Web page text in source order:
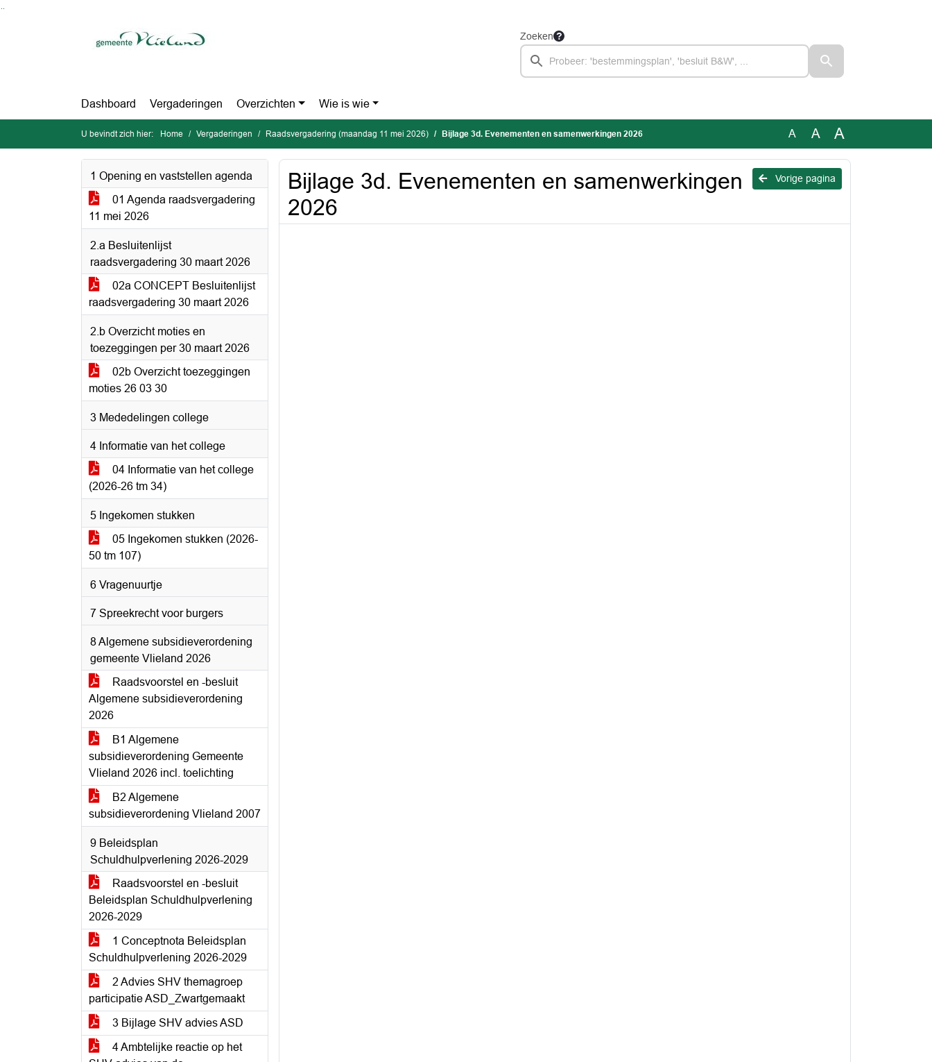
Zoeken
Dashboard Vergaderingen Overzichten Wie is wie
U bevindt zich hier: Home Vergaderingen Raadsvergadering (maandag 11 mei 2026) Bijlage 3d. Evenementen en samenwerkingen 2026 A A A
1 Opening en vaststellen agenda
01 Agenda raadsvergadering
11 mei 2026
2.a Besluitenlijst
raadsvergadering 30 maart 2026
02a CONCEPT Besluitenlijst
raadsvergadering 30 maart 2026
2.b Overzicht moties en
toezeggingen per 30 maart 2026
02b Overzicht toezeggingen
moties 26 03 30
3 Mededelingen college
4 Informatie van het college
04 Informatie van het college
(2026-26 tm 34)
5 Ingekomen stukken
05 Ingekomen stukken (2026-
50 tm 107)
6 Vragenuurtje
7 Spreekrecht voor burgers
8 Algemene subsidieverordening
gemeente Vlieland 2026
Raadsvoorstel en -besluit
Algemene subsidieverordening
2026
B1 Algemene
subsidieverordening Gemeente
Vlieland 2026 incl. toelichting
B2 Algemene
subsidieverordening Vlieland 2007
9 Beleidsplan
Schuldhulpverlening 2026-2029
Raadsvoorstel en -besluit
Beleidsplan Schuldhulpverlening
2026-2029
1 Conceptnota Beleidsplan
Schuldhulpverlening 2026-2029
2 Advies SHV themagroep
participatie ASD_Zwartgemaakt
3 Bijlage SHV advies ASD
4 Ambtelijke reactie op het
Vorige pagina
Bijlage 3d. Evenementen en samenwerkingen
2026